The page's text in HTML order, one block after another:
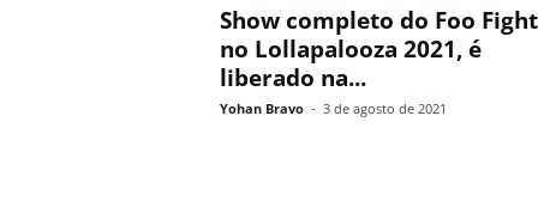
Show completo do Foo
no Lollapalooza 2021, é
liberado na...
Yohan Bravo - 3 de agosto de 2021